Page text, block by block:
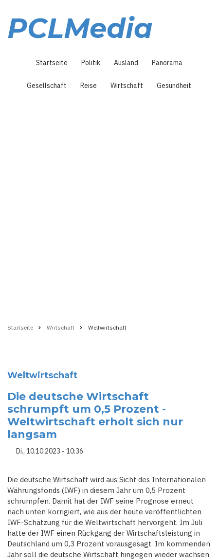
Inhalt
PCLMedia
Startseite Politik Ausland Panorama
Gesellschaft Reise Wirtschaft Gesundheit
Startseite Wirtschaft Weltwirtschaft
Weltwirtschaft
Die deutsche Wirtschaft
schrumpft um 0,5 Prozent -
Weltwirtschaft erholt sich nur
langsam
Di., 10.10.2023 - 10:36
Die deutsche Wirtschaft wird aus Sicht des Internationalen
Währungsfonds (IWF) in diesem Jahr um 0,5 Prozent
schrumpfen. Damit hat der IWF seine Prognose erneut
nach unten korrigiert, wie aus der heute veröffentlichten
IWF-Schätzung für die Weltwirtschaft hervorgeht. Im Juli
hatte der IWF einen Rückgang der Wirtschaftsleistung in
Deutschland um 0,3 Prozent vorausgesagt. Im kommenden
Jahr soll die deutsche Wirtschaft hingegen wieder wachsen